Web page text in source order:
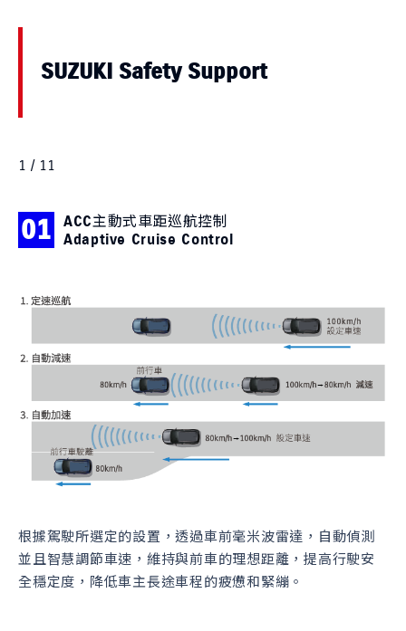
SUZUKI Safety Support
1 / 11
01
ACC主動式車距巡航控制
Adaptive Cruise Control
根據駕駛所選定的設置，透過車前毫米波雷達，自動偵測
並且智慧調節車速，維持與前車的理想距離，提高行駛安
全穩定度，降低車主長途車程的疲憊和緊繃。